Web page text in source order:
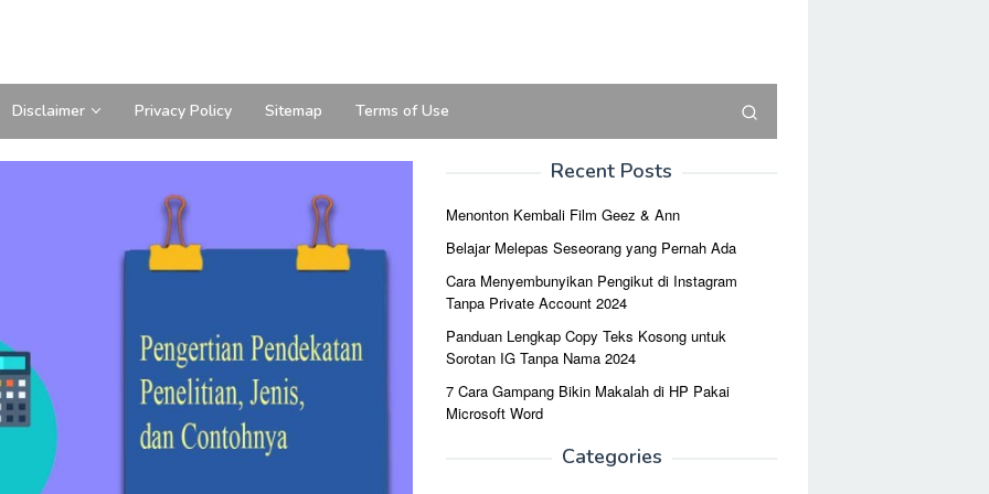
Disclaimer Privacy Policy Sitemap Terms of Use
Recent Posts
Menonton Kembali Film Geez & Ann
Belajar Melepas Seseorang yang Pernah Ada
Cara Menyembunyikan Pengikut di Instagram
Tanpa Private Account 2024
Panduan Lengkap Copy Teks Kosong untuk
Sorotan IG Tanpa Nama 2024
7 Cara Gampang Bikin Makalah di HP Pakai
Microsoft Word
Categories